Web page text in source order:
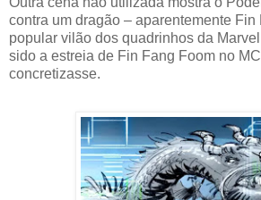
contra um dragão – aparentemente Fin
popular vilão dos quadrinhos da
sido a estreia de Fin Fang Foom no
concretizasse.